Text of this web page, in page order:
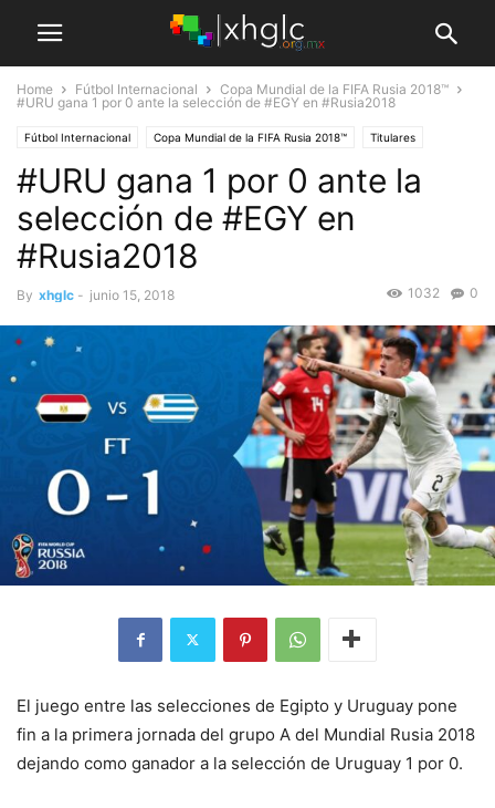
Home Fútbol Internacional
Copa Mundial de la FIFA Rusia 2018™
#URU gana 1 por 0 ante la selección de #EGY en #Rusia2018
Fútbol Internacional Copa Mundial de la FIFA Rusia 2018™ Titulares
#URU gana 1 por 0 ante la
selección de #EGY en
#Rusia2018
By xhglc - junio 15, 2018 0
1032
El juego entre las selecciones de Egipto y Uruguay pone
fin a la primera jornada del grupo A del Mundial Rusia 2018
dejando como ganador a la selección de Uruguay 1 por 0.